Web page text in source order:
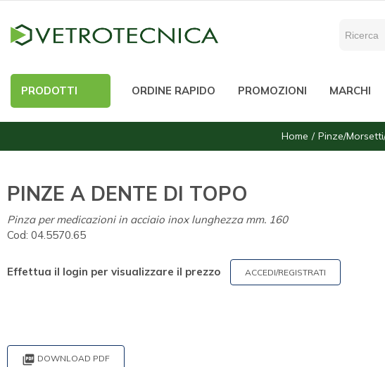
PRODOTTI ORDINE RAPIDO PROMOZIONI MARCHI
Home Pinze/
PINZE A DENTE DI TOPO
Pinza per medicazioni in acciaio inox lunghezza mm. 160
Cod: 04.5570.65
Effettua il login per visualizzare il prezzo ACCEDI/REGISTRATI
 DOWNLOAD PDF